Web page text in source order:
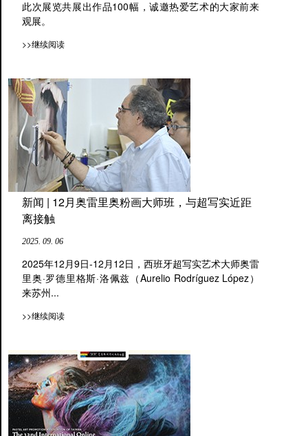
此次展览共展出作品100幅，诚邀热爱艺术的大家前来
观展。
>>继续阅读
新闻 | 12月奥雷里奥粉画大师班，与超写实近距
离接触
2025. 09. 06
2025年12月9日-12月12日，西班牙超写实艺术大师奥雷
里奥·罗德里格斯·洛佩兹（Aurelio Rodríguez López）
来苏州...
>>继续阅读